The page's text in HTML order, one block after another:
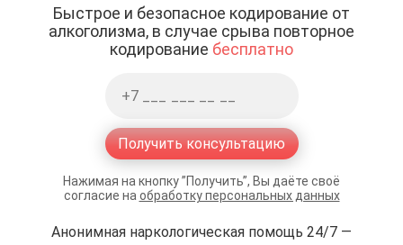
Быстрое и безопасное кодирование от
алкоголизма, в случае срыва повторное
кодирование бесплатно
Получить консультацию
Нажимая на кнопку ”Получить”, Вы даёте своё
согласие на обработку персональных данных
Анонимная наркологическая помощь 24/7 —